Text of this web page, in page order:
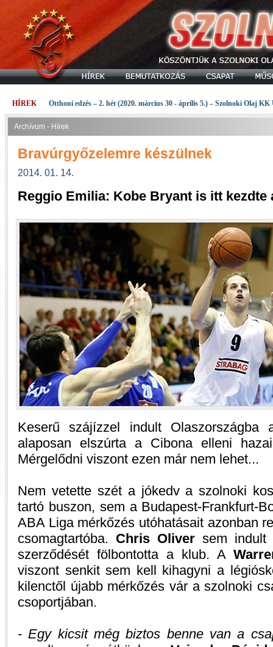
HÍREK Otthoni edzés – 2. hét (2020. március 30 - április 5.) – Szolnoki Olaj KK
Archívum - Hírek
Bravúrgyőzelemre készülnek
2014. 01. 14.
Reggio Emilia: Kobe Bryant is itt kezdte
Keserű szájízzel indult
alaposan elszúrta a Cibona elleni
Mérgelődni viszont ezen már nem lehet...
Nem vetette szét a jókedv a szolnoki
tartó buszon, sem a Budapest-Frankfurt-
ABA Liga mérkőzés utóhatásait azonban
csomagtartóba. Chris Oliver sem indult
szerződését fölbontotta a klub. A
viszont senkit sem kell kihagyni a
kilenctől újabb mérkőzés vár a szolnoki
csoportjában.
- Egy kicsit még biztos benne van a